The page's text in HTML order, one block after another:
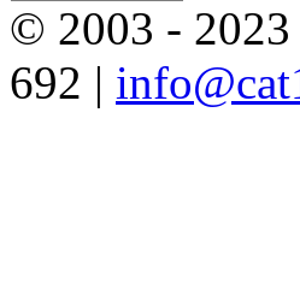
© 2003 -
692 |